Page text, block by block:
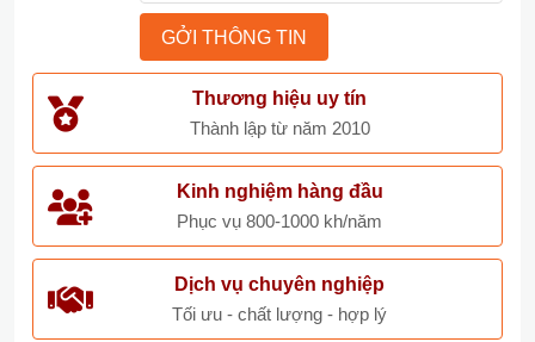
Thương hiệu uy tín
Thành lập từ năm 2010
Kinh nghiệm hàng đầu
Phục vụ 800-1000 kh/năm
Dịch vụ chuyên nghiệp
Tối ưu - chất lượng - hợp lý